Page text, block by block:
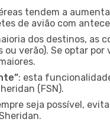
tendem a
de avião com
dos destinos, as
verão). Se optar
: esta
(FSN).
seja possível,